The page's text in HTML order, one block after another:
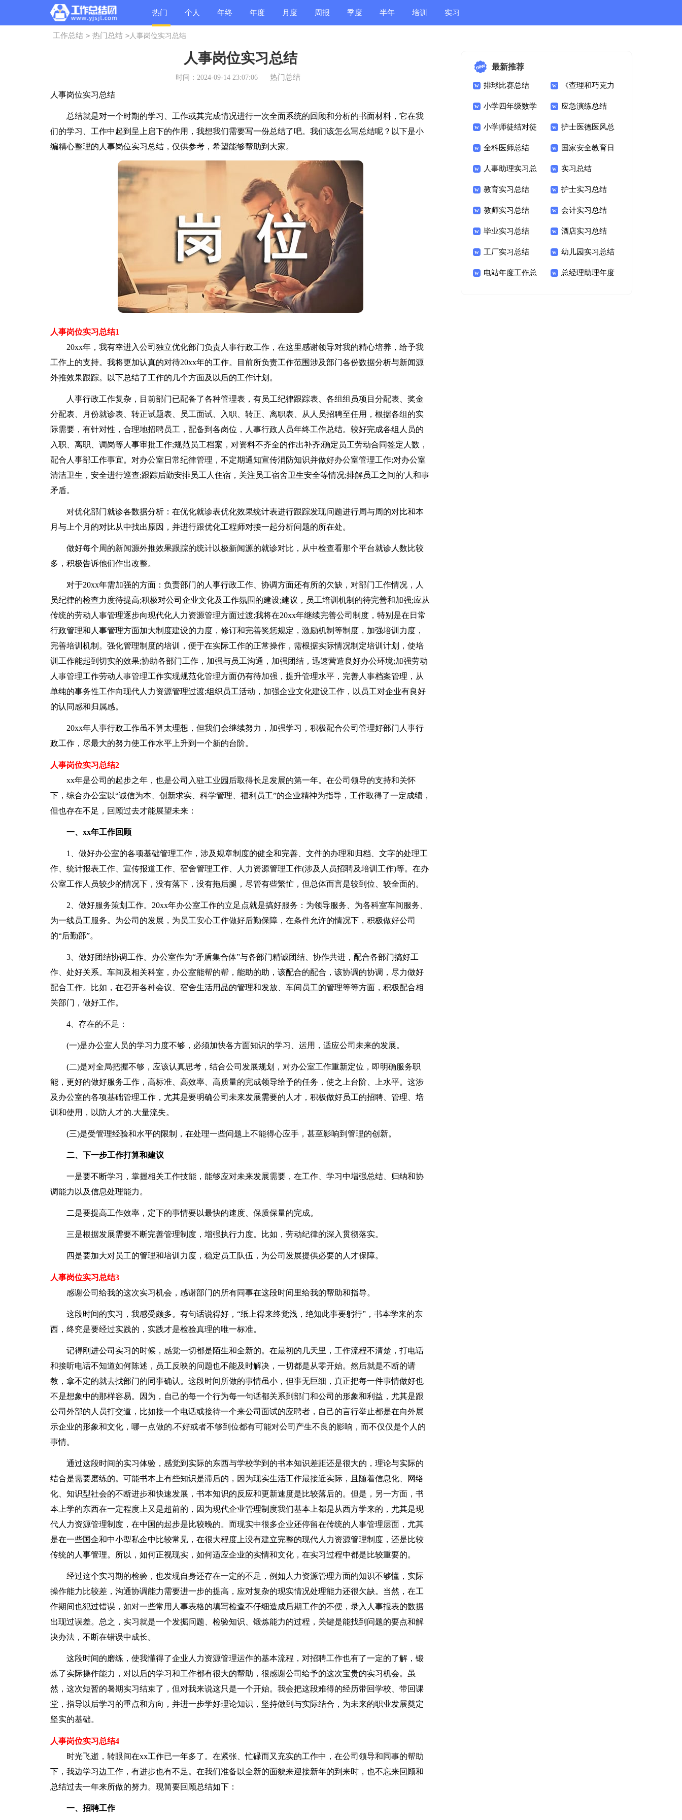
热门
总结
个人
总结
年终 年度 月度 周报 季度 半年 培训 实习
工作总结 > 热门总结 >人事岗位实习总结
人事岗位实习总结
时间：2024-09-14 23:07:06 热门总结
人事岗位实习总结
总结就是对一个时期的学习、工作或其完成情况进行一次全面系统的回顾和分析的书面材料，它在我
们的学习、工作中起到呈上启下的作用，我想我们需要写一份总结了吧。我们该怎么写总结呢？以下是小
编精心整理的人事岗位实习总结，仅供参考，希望能够帮助到大家。
人事岗位实习总结1
20xx年，我有幸进入公司独立优化部门负责人事行政工作，在这里感谢领导对我的精心培养，给予我
工作上的支持。我将更加认真的对待20xx年的工作。目前所负责工作范围涉及部门各份数据分析与新闻源
外推效果跟踪。以下总结了工作的几个方面及以后的工作计划。
人事行政工作复杂，目前部门已配备了各种管理表，有员工纪律跟踪表、各组组员项目分配表、奖金
分配表、月份就诊表、转正试题表、员工面试、入职、转正、离职表、从人员招聘至任用，根据各组的实
际需要，有针对性，合理地招聘员工，配备到各岗位，人事行政人员年终工作总结。较好完成各组人员的
入职、离职、调岗等人事审批工作;规范员工档案，对资料不齐全的作出补齐;确定员工劳动合同签定人数，
配合人事部工作事宜。对办公室日常纪律管理，不定期通知宣传消防知识并做好办公室管理工作;对办公室
清洁卫生，安全进行巡查;跟踪后勤安排员工人住宿，关注员工宿舍卫生安全等情况;排解员工之间的'人和事
矛盾。
对优化部门就诊各数据分析：在优化就诊表优化效果统计表进行跟踪发现问题进行周与周的对比和本
月与上个月的对比从中找出原因，并进行跟优化工程师对接一起分析问题的所在处。
做好每个周的新闻源外推效果跟踪的统计以极新闻源的就诊对比，从中检查看那个平台就诊人数比较
多，积极告诉他们作出改整。
对于20xx年需加强的方面：负责部门的人事行政工作、协调方面还有所的欠缺，对部门工作情况，人
员纪律的检查力度待提高;积极对公司企业文化及工作氛围的建设;建议，员工培训机制的待完善和加强;应从
传统的劳动人事管理逐步向现代化人力资源管理方面过渡;我将在20xx年继续完善公司制度，特别是在日常
行政管理和人事管理方面加大制度建设的力度，修订和完善奖惩规定，激励机制等制度，加强培训力度，
完善培训机制。强化管理制度的培训，便于在实际工作的正常操作，需根据实际情况制定培训计划，使培
训工作能起到切实的效果;协助各部门工作，加强与员工沟通，加强团结，迅速营造良好办公环境;加强劳动
人事管理工作劳动人事管理工作实现规范化管理方面仍有待加强，提升管理水平，完善人事档案管理，从
单纯的事务性工作向现代人力资源管理过渡;组织员工活动，加强企业文化建设工作，以员工对企业有良好
的认同感和归属感。
20xx年人事行政工作虽不算太理想，但我们会继续努力，加强学习，积极配合公司管理好部门人事行
政工作，尽最大的努力使工作水平上升到一个新的台阶。
人事岗位实习总结2
xx年是公司的起步之年，也是公司入驻工业园后取得长足发展的第一年。在公司领导的支持和关怀
下，综合办公室以“诚信为本、创新求实、科学管理、福利员工”的企业精神为指导，工作取得了一定成绩，
但也存在不足，回顾过去才能展望未来：
一、xx年工作回顾
1、做好办公室的各项基础管理工作，涉及规章制度的健全和完善、文件的办理和归档、文字的处理工
作、统计报表工作、宣传报道工作、宿舍管理工作、人力资源管理工作(涉及人员招聘及培训工作)等。在办
公室工作人员较少的情况下，没有落下，没有拖后腿，尽管有些繁忙，但总体而言是较到位、较全面的。
2、做好服务策划工作。20xx年办公室工作的立足点就是搞好服务：为领导服务、为各科室车间服务、
为一线员工服务。为公司的发展，为员工安心工作做好后勤保障，在条件允许的情况下，积极做好公司
的“后勤部”。
3、做好团结协调工作。办公室作为“矛盾集合体”与各部门精诚团结、协作共进，配合各部门搞好工
作、处好关系。车间及相关科室，办公室能帮的帮，能助的助，该配合的配合，该协调的协调，尽力做好
配合工作。比如，在召开各种会议、宿舍生活用品的管理和发放、车间员工的管理等等方面，积极配合相
关部门，做好工作。
4、存在的不足：
(一)是办公室人员的学习力度不够，必须加快各方面知识的学习、运用，适应公司未来的发展。
(二)是对全局把握不够，应该认真思考，结合公司发展规划，对办公室工作重新定位，即明确服务职
能，更好的做好服务工作，高标准、高效率、高质量的完成领导给予的任务，使之上台阶、上水平。这涉
及办公室的各项基础管理工作，尤其是要明确公司未来发展需要的人才，积极做好员工的招聘、管理、培
训和使用，以防人才的.大量流失。
(三)是受管理经验和水平的限制，在处理一些问题上不能得心应手，甚至影响到管理的创新。
二、下一步工作打算和建议
一是要不断学习，掌握相关工作技能，能够应对未来发展需要，在工作、学习中增强总结、归纳和协
调能力以及信息处理能力。
二是要提高工作效率，定下的事情要以最快的速度、保质保量的完成。
三是根据发展需要不断完善管理制度，增强执行力度。比如，劳动纪律的深入贯彻落实。
四是要加大对员工的管理和培训力度，稳定员工队伍，为公司发展提供必要的人才保障。
人事岗位实习总结3
感谢公司给我的这次实习机会，感谢部门的所有同事在这段时间里给我的帮助和指导。
这段时间的实习，我感受颇多。有句话说得好，“纸上得来终觉浅，绝知此事要躬行”，书本学来的东
西，终究是要经过实践的，实践才是检验真理的唯一标准。
记得刚进公司实习的时候，感觉一切都是陌生和全新的。在最初的几天里，工作流程不清楚，打电话
和接听电话不知道如何陈述，员工反映的问题也不能及时解决，一切都是从零开始。然后就是不断的请
教，拿不定的就去找部门的同事确认。这段时间所做的事情虽小，但事无巨细，真正把每一件事情做好也
不是想象中的那样容易。因为，自己的每一个行为每一句话都关系到部门和公司的形象和利益，尤其是跟
公司外部的人员打交道，比如接一个电话或接待一个来公司面试的应聘者，自己的言行举止都是在向外展
示企业的形象和文化，哪一点做的.不好或者不够到位都有可能对公司产生不良的影响，而不仅仅是个人的
事情。
通过这段时间的实习体验，感觉到实际的东西与学校学到的书本知识差距还是很大的，理论与实际的
结合是需要磨练的。可能书本上有些知识是滞后的，因为现实生活工作最接近实际，且随着信息化、网络
化、知识型社会的不断进步和快速发展，书本知识的反应和更新速度是比较落后的。但是，另一方面，书
本上学的东西在一定程度上又是超前的，因为现代企业管理制度我们基本上都是从西方学来的，尤其是现
代人力资源管理制度，在中国的起步是比较晚的。而现实中很多企业还停留在传统的人事管理层面，尤其
是在一些国企和中小型私企中比较常见，在很大程度上没有建立完整的现代人力资源管理制度，还是比较
传统的人事管理。所以，如何正视现实，如何适应企业的实情和文化，在实习过程中都是比较重要的。
经过这个实习期的检验，也发现自身还存在一定的不足，例如人力资源管理方面的知识不够懂，实际
操作能力比较差，沟通协调能力需要进一步的提高，应对复杂的现实情况处理能力还很欠缺。当然，在工
作期间也犯过错误，如对一些常用人事表格的填写检查不仔细造成后期工作的不便，录入人事报表的数据
出现过误差。总之，实习就是一个发掘问题、检验知识、锻炼能力的过程，关键是能找到问题的要点和解
决办法，不断在错误中成长。
这段时间的磨练，使我懂得了企业人力资源管理运作的基本流程，对招聘工作也有了一定的了解，锻
炼了实际操作能力，对以后的学习和工作都有很大的帮助，很感谢公司给予的这次宝贵的实习机会。虽
然，这次短暂的暑期实习结束了，但对我来说这只是一个开始。我会把这段难得的经历带回学校、带回课
堂，指导以后学习的重点和方向，并进一步学好理论知识，坚持做到与实际结合，为未来的职业发展奠定
坚实的基础。
人事岗位实习总结4
时光飞逝，转眼间在xx工作已一年多了。在紧张、忙碌而又充实的工作中，在公司领导和同事的帮助
下，我边学习边工作，有进步也有不足。在我们准备以全新的面貌来迎接新年的到来时，也不忘来回顾和
总结过去一年来所做的努力。现简要回顾总结如下：
一、招聘工作
最新推荐
排球比赛总结 《查理和巧克力
工厂》读书心得体会
总结
小学四年级数学
知识点归纳总结
应急演练总结
小学师徒结对徒
弟总结
护士医德医风总
结
全科医师总结 国家安全教育日
主题总结
人事助理实习总
结范文
实习总结
教育实习总结 护士实习总结
教师实习总结 会计实习总结
毕业实习总结 酒店实习总结
工厂实习总结 幼儿园实习总结
电站年度工作总 总经理助理年度